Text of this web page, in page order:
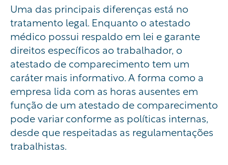
Uma das principais diferenças está no
tratamento legal. Enquanto o atestado
médico possui respaldo em lei e garante
direitos específicos ao trabalhador, o
atestado de comparecimento tem um
caráter mais informativo. A forma como a
empresa lida com as horas ausentes em
função de um atestado de comparecimento
pode variar conforme as políticas internas,
desde que respeitadas as regulamentações
trabalhistas.